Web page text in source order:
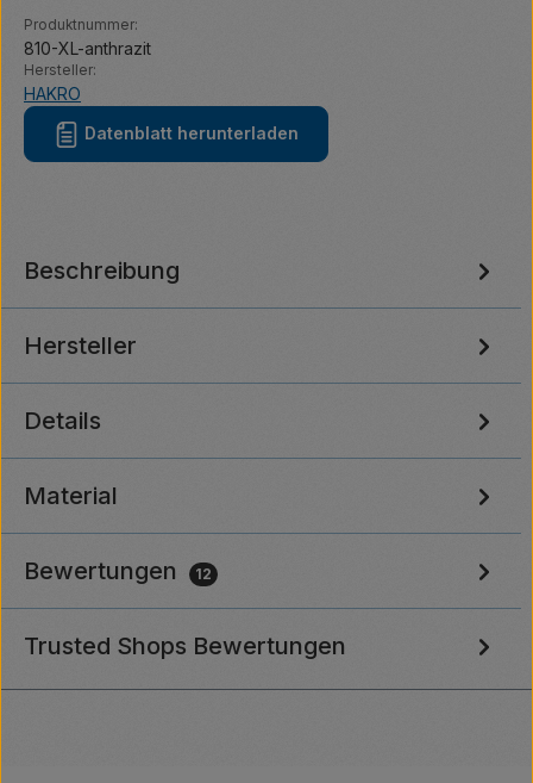
Produktnummer:
810-XL-anthrazit
Hersteller:
HAKRO
Datenblatt herunterladen
Beschreibung
Hersteller
Details
Material
Bewertungen 12
Trusted Shops Bewertungen